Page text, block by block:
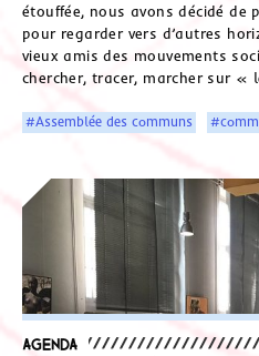
étouffée, nous avons décidé de
pour regarder vers d’autres
vieux amis des mouvements
chercher, tracer, marcher sur «
#Assemblée des communs
Agenda